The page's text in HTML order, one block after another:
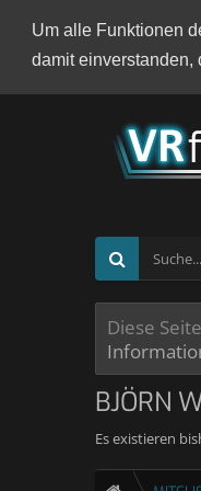
Um alle Funktionen
damit einverstanden,
Diese
BJÖRN
Es existieren